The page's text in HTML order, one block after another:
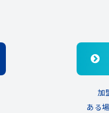
加
ある